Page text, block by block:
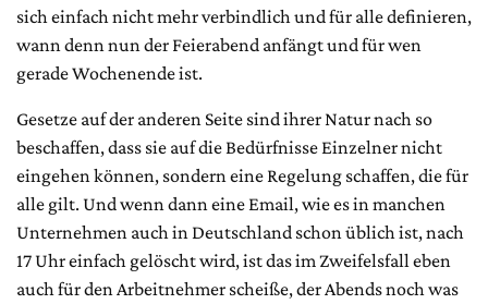
sich einfach nicht mehr verbindlich und für alle definieren,
wann denn nun der Feierabend anfängt und für wen
gerade Wochenende ist.
Gesetze auf der anderen Seite sind ihrer Natur nach so
beschaffen, dass sie auf die Bedürfnisse Einzelner nicht
eingehen können, sondern eine Regelung schaffen, die für
alle gilt. Und wenn dann eine Email, wie es in manchen
Unternehmen auch in Deutschland schon üblich ist, nach
17 Uhr einfach gelöscht wird, ist das im Zweifelsfall eben
auch für den Arbeitnehmer scheiße, der Abends noch was